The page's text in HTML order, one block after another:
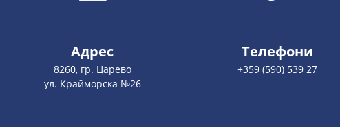
Адрес
8260, гр. Царево
ул. Крайморска №26
Телефони
+359 (590) 539 27